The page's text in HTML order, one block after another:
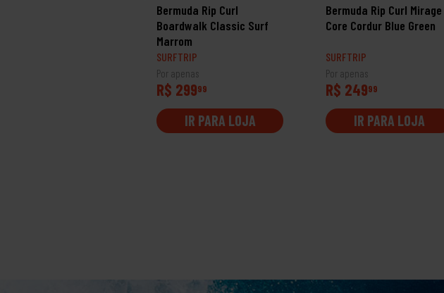
Bermuda Rip Curl
Boardwalk Classic Surf
Marrom
SURFTRIP
Por apenas
R$ 29999
IR PARA LOJA
Bermuda Rip Curl Mirage
Core Cordur Blue Green
SURFTRIP
Por apenas
R$ 24999
IR PARA LOJA